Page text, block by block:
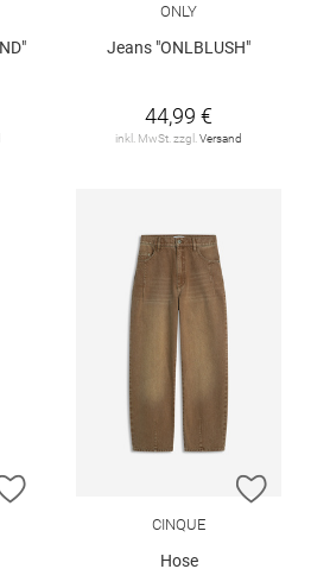
ONLY
Jeans "ONLBLUSH"
44,99 €
inkl. MwSt. zzgl. Versand
ZUR WUNSCHLISTE HINZUFÜGEN
ZUR
CINQUE
Hose